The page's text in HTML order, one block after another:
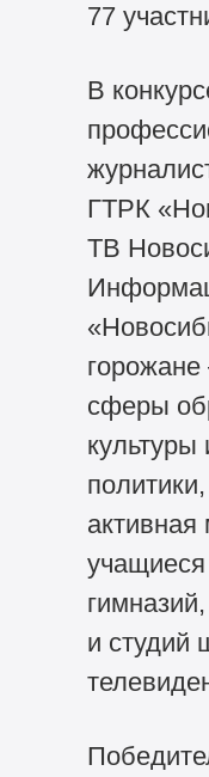
77
В
ГТРК
ТВ
сферы
и студий